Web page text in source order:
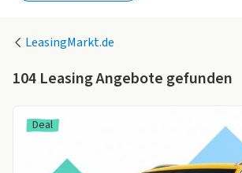
LeasingMarkt.de
104 Leasing Angebote gefunden
Deal